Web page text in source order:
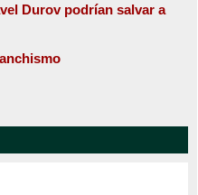
Durov podrían salvar a